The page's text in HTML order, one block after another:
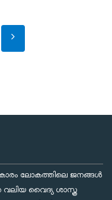
ലോകത്തിലെ ജനങ്ങള്‍
വൈദ്യ ശാസ്ത്ര